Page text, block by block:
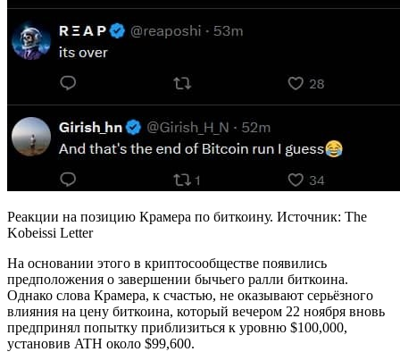
Реакции на позицию Крамера по биткоину. Источник: The
Kobeissi Letter
На основании этого в криптосообществе появились
предположения о завершении бычьего ралли биткоина.
Однако слова Крамера, к счастью, не оказывают серьёзного
влияния на цену биткоина, который вечером 22 ноября вновь
предпринял попытку приблизиться к уровню $100,000,
установив ATH около $99,600.